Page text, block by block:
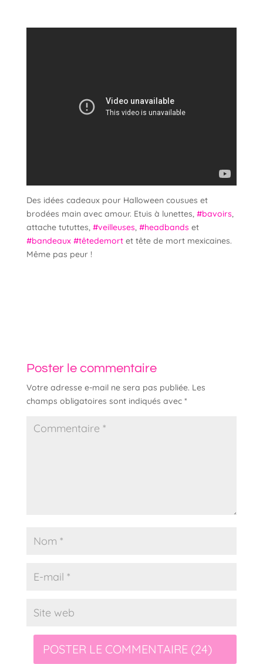
Des idées cadeaux pour Halloween cousues et
brodées main avec amour. Etuis à lunettes, #bavoirs,
attache tututtes, #veilleuses, #headbands et
#bandeaux #têtedemortet tête de mort mexicaines.
Même pas peur !
Poster le commentaire
Votre adresse e-mail ne sera pas publiée. Les
champs obligatoires sont indiqués avec *